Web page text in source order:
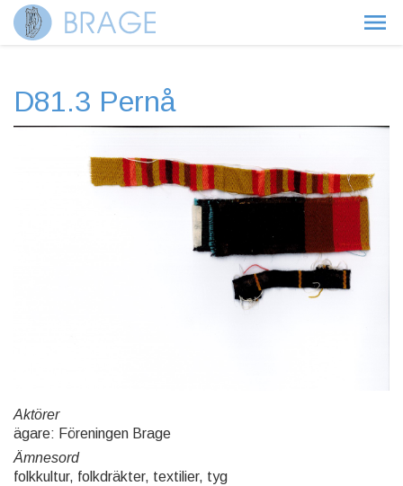
D81.3 Pernå
Aktörer
ägare: Föreningen Brage
Ämnesord
folkkultur, folkdräkter, textilier, tyg